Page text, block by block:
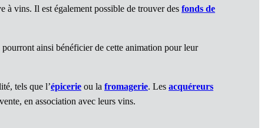
à vins. Il est également possible de trouver des fonds de
pourront ainsi bénéficier de cette animation pour leur
tels que l’épicerie ou la fromagerie. Les acquéreurs
en association avec leurs vins.